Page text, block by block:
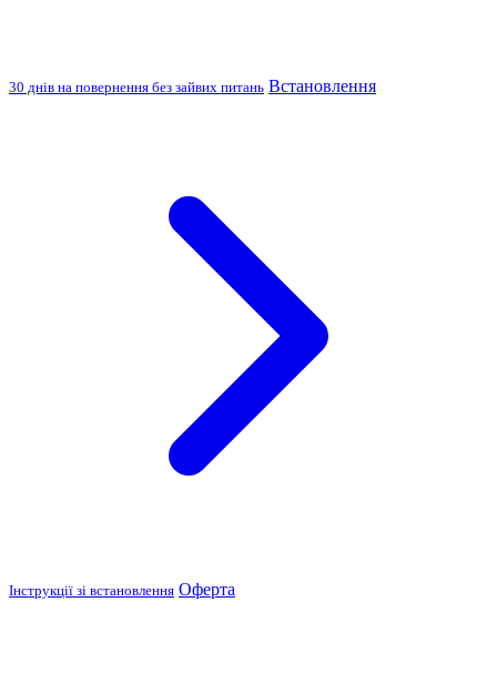
30 днів на повернення без зайвих питань Встановлення
Інструкції зі встановлення Оферта